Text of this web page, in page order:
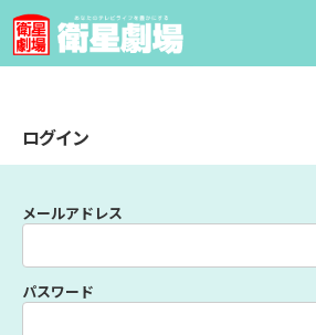
ログイン
メールアドレス
パスワード